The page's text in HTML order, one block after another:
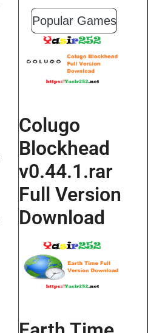
Popular Games
Colugo
Blockhead
v0.44.1.rar
Full Version
Download